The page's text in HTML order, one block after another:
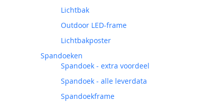
Lichtbak
Outdoor LED-frame
Lichtbakposter
Spandoeken
Spandoek - extra voordeel
Spandoek - alle leverdata
Spandoekframe